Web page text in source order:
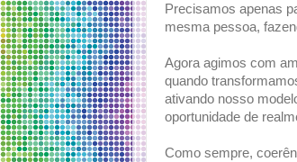
Precisamos apenas
mesma pessoa,
Agora agimos com
quando
ativando nosso
oportunidade de
Como sempre,